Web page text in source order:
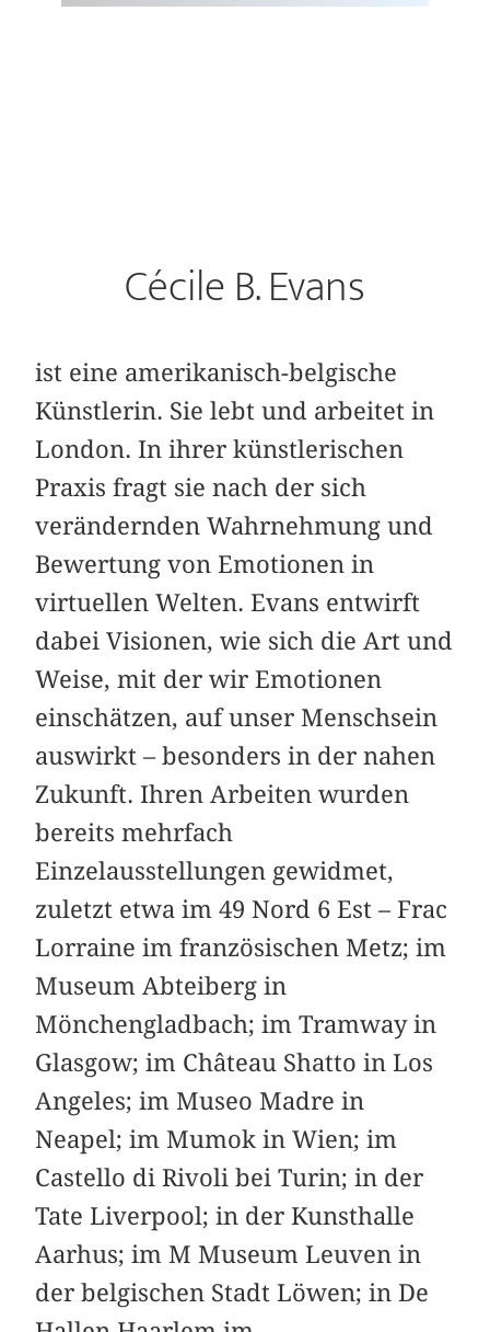
Cécile B. Evans
ist eine amerikanisch-belgische
Künstlerin. Sie lebt und arbeitet in
London. In ihrer künstlerischen
Praxis fragt sie nach der sich
verändernden Wahrnehmung und
Bewertung von Emotionen in
virtuellen Welten. Evans entwirft
dabei Visionen, wie sich die Art und
Weise, mit der wir Emotionen
einschätzen, auf unser Menschsein
auswirkt – besonders in der nahen
Zukunft. Ihren Arbeiten wurden
bereits mehrfach
Einzelausstellungen gewidmet,
zuletzt etwa im 49 Nord 6 Est – Frac
Lorraine im französischen Metz; im
Museum Abteiberg in
Mönchengladbach; im Tramway in
Glasgow; im Château Shatto in Los
Angeles; im Museo Madre in
Neapel; im Mumok in Wien; im
Castello di Rivoli bei Turin; in der
Tate Liverpool; in der Kunsthalle
Aarhus; im M Museum Leuven in
der belgischen Stadt Löwen; in De